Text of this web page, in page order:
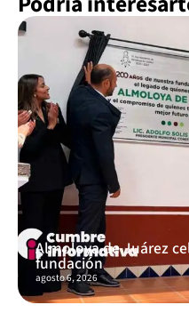
Almoloya de Juárez
fundación
agosto 6, 2026